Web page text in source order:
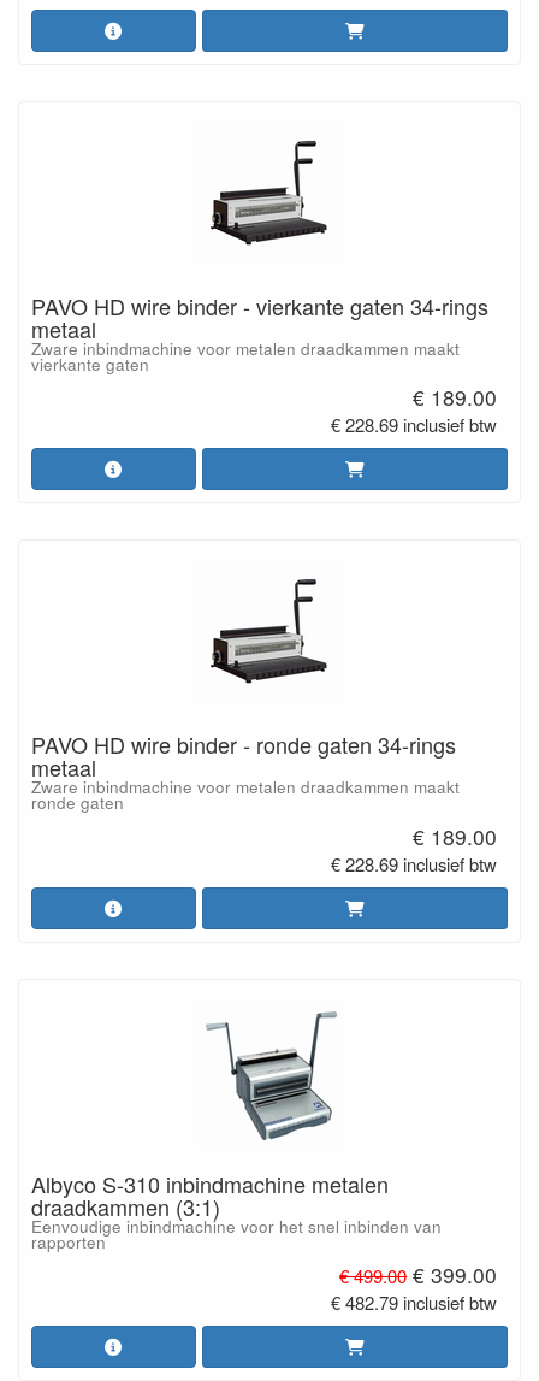
PAVO HD wire binder - vierkante gaten 34-rings
metaal
Zware inbindmachine voor metalen draadkammen maakt
vierkante gaten
€ 189.00
€ 228.69 inclusief btw
PAVO HD wire binder - ronde gaten 34-rings
metaal
Zware inbindmachine voor metalen draadkammen maakt
ronde gaten
€ 189.00
€ 228.69 inclusief btw
Albyco S-310 inbindmachine metalen
draadkammen (3:1)
Eenvoudige inbindmachine voor het snel inbinden van
rapporten
€ 499.00 € 399.00
€ 482.79 inclusief btw